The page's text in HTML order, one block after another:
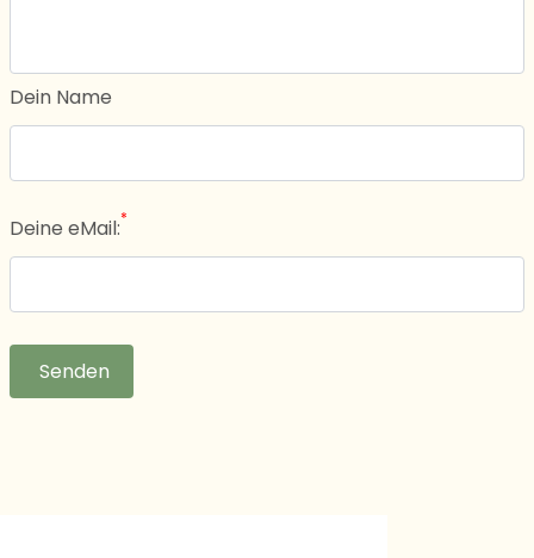
Dein Name
Deine eMail:*
Senden